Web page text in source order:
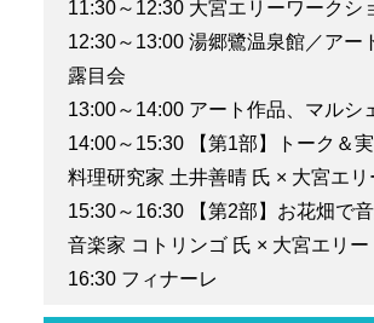
11:30～12:30 大宮エリーワークシ
12:30～13:00 湯郷鷺温泉館／アー
露目会
13:00～14:00 アート作品、マルシ
14:00～15:30 【第1部】トーク＆
料理研究家 土井善晴 氏 × 大宮エリ
15:30～16:30 【第2部】お花畑で
音楽家 コトリンゴ 氏 × 大宮エリー
16:30 フィナーレ